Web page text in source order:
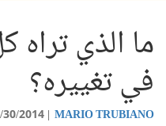
ما الذي
في تغييره؟
MARIO TRUBIANO
30/2014